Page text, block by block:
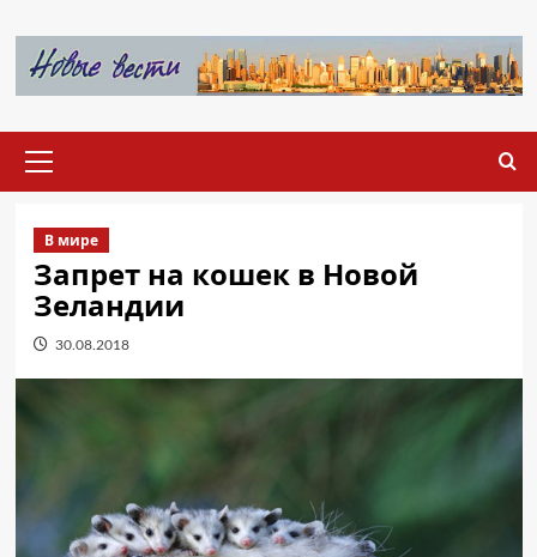
содержимому
меню
В мире
Запрет на кошек в Новой
Зеландии
30.08.2018